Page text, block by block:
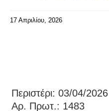
17 Απριλίου, 2026
Περιστέρι: 03/04/2026
Αρ. Πρωτ.: 1483